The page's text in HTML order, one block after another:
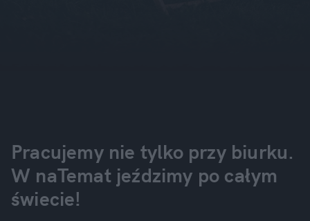
Pracujemy nie tylko przy biurku.
W naTemat jeździmy po całym
świecie!